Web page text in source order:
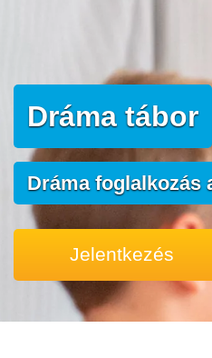
Dráma tábor
Dráma foglalkozás
Jelentkezés